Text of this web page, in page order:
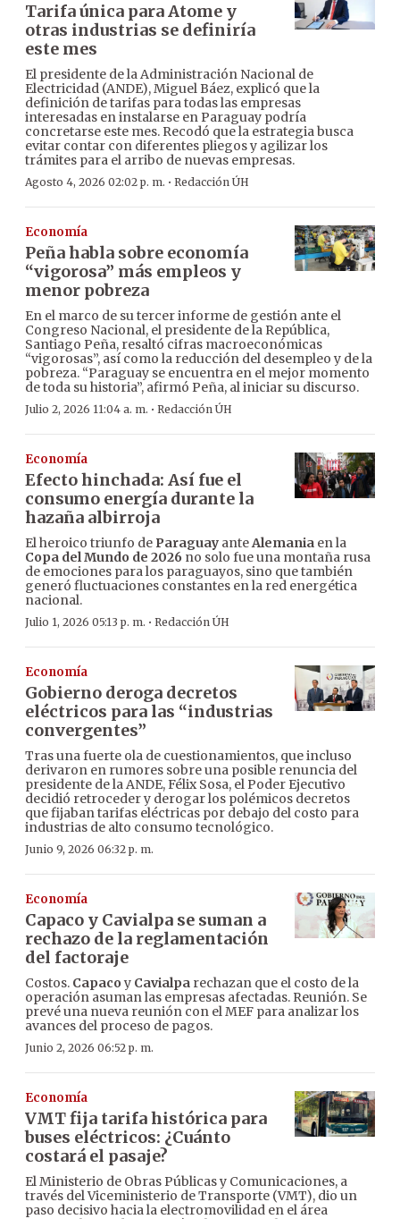
Tarifa única para Atome y
otras industrias se definiría
este mes
El presidente de la Administración Nacional de
Electricidad (ANDE), Miguel Báez, explicó que la
definición de tarifas para todas las empresas
interesadas en instalarse en Paraguay podría
concretarse este mes. Recodó que la estrategia busca
evitar contar con diferentes pliegos y agilizar los
trámites para el arribo de nuevas empresas.
Agosto 4, 2026 02:02 p. m. · Redacción ÚH
Economía
Peña habla sobre economía
“vigorosa” más empleos y
menor pobreza
En el marco de su tercer informe de gestión ante el
Congreso Nacional, el presidente de la República,
Santiago Peña, resaltó cifras macroeconómicas
“vigorosas”, así como la reducción del desempleo y de la
pobreza. “Paraguay se encuentra en el mejor momento
de toda su historia”, afirmó Peña, al iniciar su discurso.
Julio 2, 2026 11:04 a. m. · Redacción ÚH
Economía
Efecto hinchada: Así fue el
consumo energía durante la
hazaña albirroja
El heroico triunfo de Paraguay anteAlemania en la
Copa del Mundo de 2026 no solo fue una montaña rusa
de emociones para los paraguayos, sino que también
generó fluctuaciones constantes en la red energética
nacional.
Julio 1, 2026 05:13 p. m. · Redacción ÚH
Economía
Gobierno deroga decretos
eléctricos para las “industrias
convergentes”
Tras una fuerte ola de cuestionamientos, que incluso
derivaron en rumores sobre una posible renuncia del
presidente de la ANDE, Félix Sosa, el Poder Ejecutivo
decidió retroceder y derogar los polémicos decretos
que fijaban tarifas eléctricas por debajo del costo para
industrias de alto consumo tecnológico.
Junio 9, 2026 06:32 p. m.
Economía
Capaco y Cavialpa se suman a
rechazo de la reglamentación
del factoraje
Costos. Capaco y Cavialpa rechazan que el costo de la
operación asuman las empresas afectadas. Reunión. Se
prevé una nueva reunión con el MEF para analizar los
avances del proceso de pagos.
Junio 2, 2026 06:52 p. m.
Economía
VMT fija tarifa histórica para
buses eléctricos: ¿Cuánto
costará el pasaje?
El Ministerio de Obras Públicas y Comunicaciones, a
través del Viceministerio de Transporte (VMT), dio un
paso decisivo hacia la electromovilidad en el área